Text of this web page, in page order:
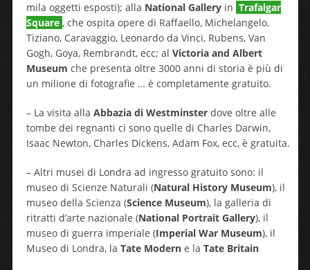
mila oggetti esposti); alla National Galleryin Trafalgar
Square , che ospita opere di Raffaello, Michelangelo,
Tiziano, Caravaggio, Leonardo da Vinci, Rubens, Van
Gogh, Goya, Rembrandt, ecc; al Victoria and Albert
Museum che presenta oltre 3000 anni di storia è più di
un milione di fotografie … è completamente gratuito.
– La visita alla Abbazia di Westminsterdove oltre alle
tombe dei regnanti ci sono quelle di Charles Darwin,
Isaac Newton, Charles Dickens, Adam Fox, ecc, è gratuita.
– Altri musei di Londra ad ingresso gratuito sono: il
museo di Scienze Naturali (Natural History Museum), il
museo della Scienza (Science Museum), la galleria di
ritratti d’arte nazionale (National Portrait Gallery), il
museo di guerra imperiale (Imperial War Museum), il
Museo di Londra, la Tate Moderne la Tate Britain